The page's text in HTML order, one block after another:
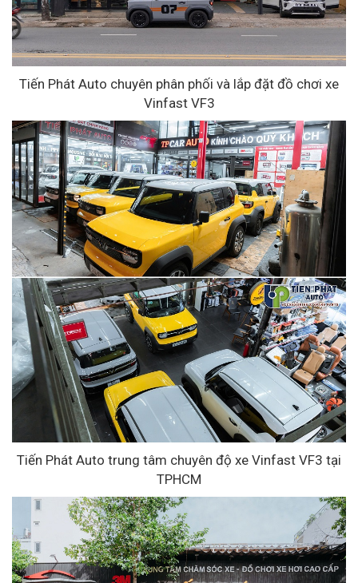
Tiến Phát Auto chuyên phân phối và lắp đặt đồ chơi xe
Vinfast VF3
Tiến Phát Auto trung tâm chuyên độ xe Vinfast VF3 tại
TPHCM